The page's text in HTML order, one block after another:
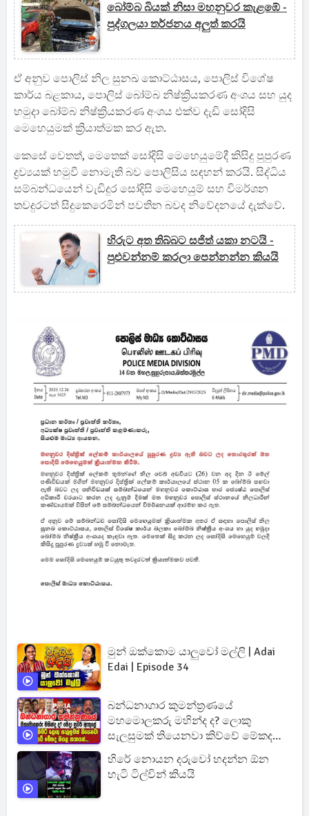
බෝම්බ බියක් නිසා මහනුවර කැළඹේ -
පුද්ගලයා තර්ජනය අලුත් කරයි
ඒ අනුව පොලිස් නිල සුනඛ කොට්ඨාසය, පොලිස් විශේෂ
කාර්ය බළකාය, පොලිස් බෝම්බ නිෂ්ක්‍රියකරණ අංශය සහ යුද
හමුදා බෝම්බ නිෂ්ක්‍රියකරණ අංශය එක්ව දැඩි සෝදිසි
මෙහෙයුමක් ක්‍රියාත්මක කර ඇත.
කෙසේ වෙතත්, මෙතෙක් සෝදිසි මෙහෙයුමේදී කිසිදු පුපුරණ
ද්‍රව්‍යයක් හමුවී නොමැති බව පොලිසිය සඳහන් කරයි. සිද්ධිය
සම්බන්ධයෙන් වැඩිදුර සෝදිසි මෙහෙයුම් සහ විමර්ශන
තවදුරටත් සිදුකෙරෙමින් පවතින බවද නිවේදනයේ දැක්වේ.
හිරුට අත තිබ්බට සජිත් යකා නටයි -
පුළුවන්නම් කරලා පෙන්නන්න කියයි
මුන් ඔක්කොම යාලුවෝ මල්ලි | Adai
Edai | Episode 34
බන්ධනාගාර කුමන්ත්‍රණයේ
මහමොලකරු මහින්ද ද? ලොකු
සැලසුමක් තියෙනවා කිව්වේ මේකද
කියල සැකයක්...
හිරේ නොයන දරුවෝ හදන්න ඕන
හැටි ටිල්වින් කියයි